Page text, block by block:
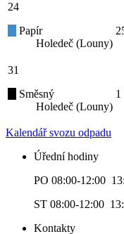
24
Papír
Holedeč (Louny)
31
Směsný
Holedeč (Louny)
1
Kalendář svozu odpadu
Úřední hodiny
PO 08:00-12:00
ST 08:00-12:00
Kontakty